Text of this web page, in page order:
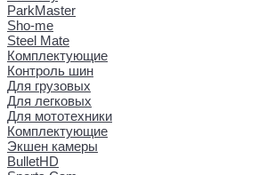
ParkMaster
Sho-me
Steel Mate
Комплектующие
Контроль шин
Для грузовых
Для легковых
Для мототехники
Комплектующие
Экшен камеры
BulletHD